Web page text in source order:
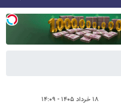
۱۸ خرداد ۱۴۰۵ - ۱۴:۰۹